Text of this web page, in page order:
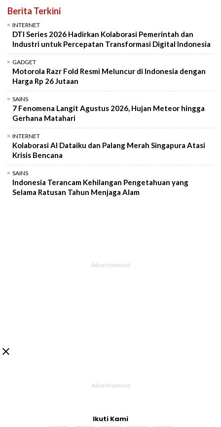
Berita Terkini
INTERNET
DTI Series 2026 Hadirkan Kolaborasi Pemerintah dan
Industri untuk Percepatan Transformasi Digital Indonesia
GADGET
Motorola Razr Fold Resmi Meluncur di Indonesia dengan
Harga Rp 26 Jutaan
SAINS
7 Fenomena Langit Agustus 2026, Hujan Meteor hingga
Gerhana Matahari
INTERNET
Kolaborasi AI Dataiku dan Palang Merah Singapura Atasi
Krisis Bencana
SAINS
Indonesia Terancam Kehilangan Pengetahuan yang
Selama Ratusan Tahun Menjaga Alam

Ikuti Kami